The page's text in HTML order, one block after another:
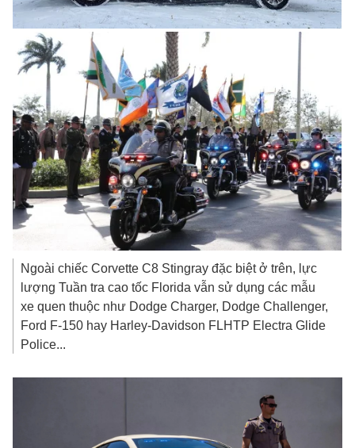
Ngoài chiếc Corvette C8 Stingray đặc biệt ở trên, lực
lượng Tuần tra cao tốc Florida vẫn sử dụng các mẫu
xe quen thuộc như Dodge Charger, Dodge Challenger,
Ford F-150 hay Harley-Davidson FLHTP Electra Glide
Police...